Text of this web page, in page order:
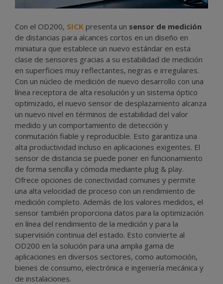
Con el OD200, SICK presenta un sensor de medición
de distancias para alcances cortos en un diseño en
miniatura que establece un nuevo estándar en esta
clase de sensores gracias a su estabilidad de medición
en superficies muy reflectantes, negras e irregulares.
Con un núcleo de medición de nuevo desarrollo con una
línea receptora de alta resolución y un sistema óptico
optimizado, el nuevo sensor de desplazamiento alcanza
un nuevo nivel en términos de estabilidad del valor
medido y un comportamiento de detección y
conmutación fiable y reproducible. Esto garantiza una
alta productividad incluso en aplicaciones exigentes. El
sensor de distancia se puede poner en funcionamiento
de forma sencilla y cómoda mediante plug & play.
Ofrece opciones de conectividad comunes y permite
una alta velocidad de proceso con un rendimiento de
medición completo. Además de los valores medidos, el
sensor también proporciona datos para la optimización
en línea del rendimiento de la medición y para la
supervisión continua del estado. Esto convierte al
OD200 en la solución para una amplia gama de
aplicaciones en diversos sectores, como automoción,
bienes de consumo, electrónica e ingeniería mecánica y
de instalaciones.